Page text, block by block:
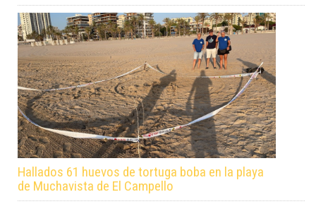
Hallados 61 huevos de tortuga boba en la playa
de Muchavista de El Campello